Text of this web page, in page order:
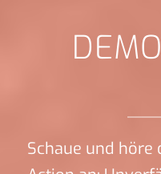
Schaue und höre